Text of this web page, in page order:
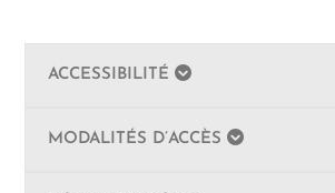
ACCESSIBILITÉ
MODALITÉS D’ACCÈS